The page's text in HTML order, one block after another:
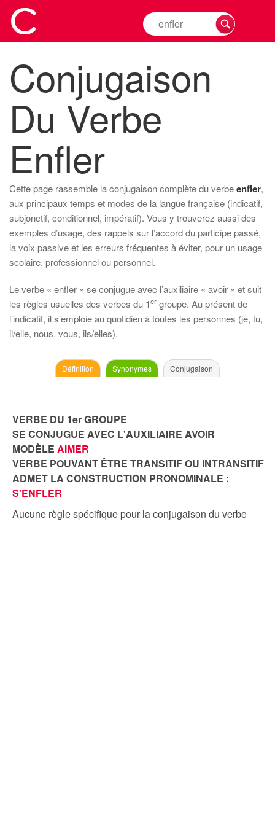
Rechercher
la
d'un
verbe
Conjugaison
Du Verbe
Enfler
Cette page rassemble la conjugaison complète du verbeenfler,
aux principaux temps et modes de la langue française (indicatif,
subjonctif, conditionnel, impératif). Vous y trouverez aussi des
exemples d’usage, des rappels sur l’accord du participe passé,
la voix passive et les erreurs fréquentes à éviter, pour un usage
scolaire, professionnel ou personnel.
Le verbe « enfler » se conjugue avec l’auxiliaire « avoir » et suit
les règles usuelles des verbes du 1er groupe. Au présent de
l’indicatif, il s’emploie au quotidien à toutes les personnes (je, tu,
il/elle, nous, vous, ils/elles).
Définition Synonymes Conjugaison
VERBE DU 1er GROUPE
SE CONJUGUE AVEC L'AUXILIAIRE AVOIR
MODÈLE AIMER
VERBE POUVANT ÊTRE TRANSITIF OU INTRANSITIF
ADMET LA CONSTRUCTION PRONOMINALE :
S'ENFLER
Aucune règle spécifique pour la conjugaison du verbe